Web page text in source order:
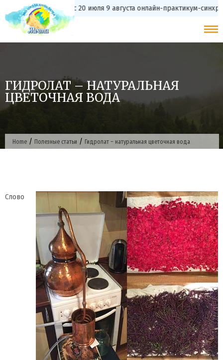
to
content
с 20 июля 9 августа онлайн-практикум-
ГИДРОЛАТ – НАТУРАЛЬНАЯ
ЦВЕТОЧНАЯ ВОДА
Home / Полезные статьи / Гидролат – натуральная цветочная вода
Слово